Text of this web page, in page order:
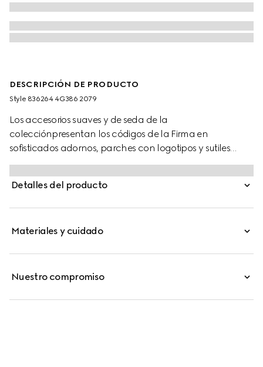
DESCRIPCIÓN DE PRODUCTO
Style ‎836264 4G386 2079
Los accesorios suaves y de seda de la
colecciónpresentan los códigos de la Firma en
sofisticados adornos, parches con logotipos y sutiles
bordados. Esta bufanda se ha fabricado en jacquard de
lana con GG, un homenaje al inconfundible motivo de
monograma de la Firma.
Detalles del producto
Materiales y cuidado
Nuestro compromiso